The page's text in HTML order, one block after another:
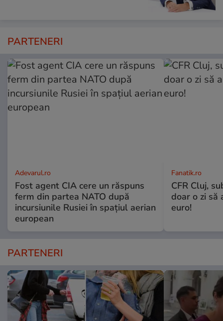
PARTENERI
Adevarul.ro
Fost agent CIA cere un răspuns
ferm din partea NATO după
incursiunile Rusiei în spațiul aerian
european
Fanatik.ro
CFR Cluj,
doar o zi să
euro!
PARTENERI